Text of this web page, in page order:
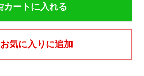
お気に入りに追加
カートに入れる